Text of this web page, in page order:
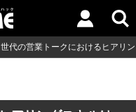
代の営業トークにおけるヒアリ